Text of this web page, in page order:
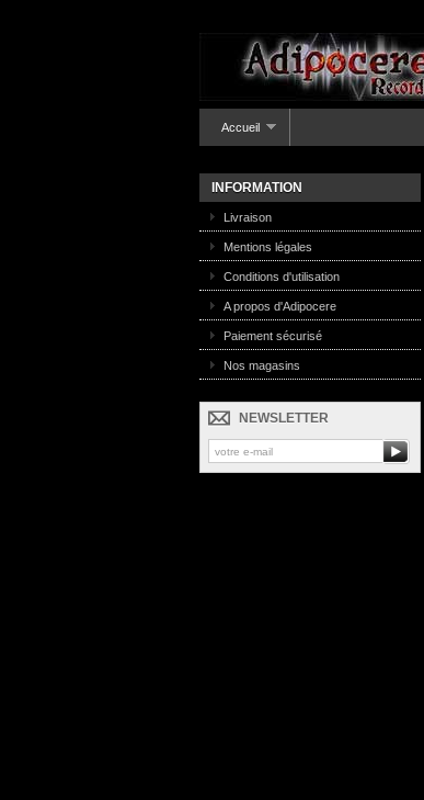
Accueil
INFORMATION
Livraison
Mentions légales
Conditions d'utilisation
A propos d'Adipocere
Paiement sécurisé
Nos magasins
NEWSLETTER